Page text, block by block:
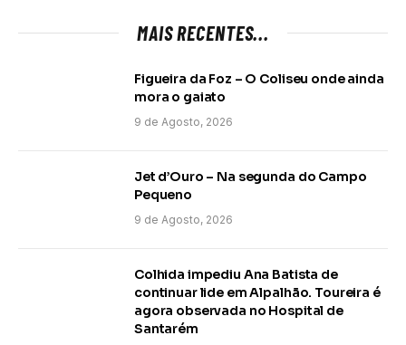
MAIS RECENTES...
Figueira da Foz – O Coliseu onde ainda
mora o gaiato
9 de Agosto, 2026
Jet d’Ouro – Na segunda do Campo
Pequeno
9 de Agosto, 2026
Colhida impediu Ana Batista de
continuar lide em Alpalhão. Toureira é
agora observada no Hospital de
Santarém